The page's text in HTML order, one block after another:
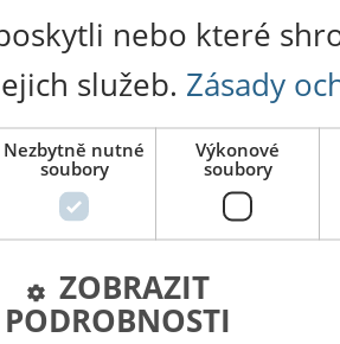
nebo které
služeb. Zásady
Nezbytně nutné
soubory
Výkonové
soubory
ZOBRAZIT
PODROBNOSTI